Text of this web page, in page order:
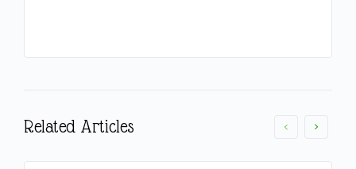
Related Articles